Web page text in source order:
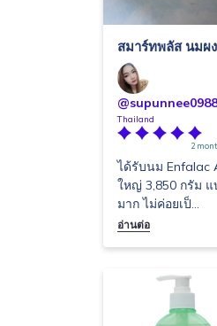
สมาร์ทพลัส นมผ
Thailand
2
ได้รับนม Enfalac
ใหญ่ 3,850 กรัม แ
มาก ไม่ค่อยเป็...
อ่านต่อ